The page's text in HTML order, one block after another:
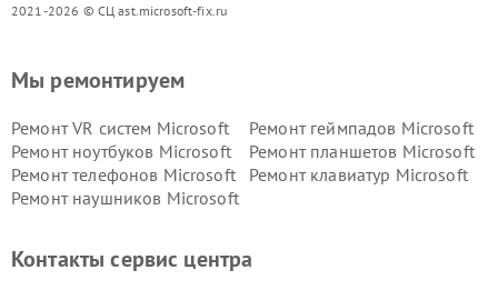
2021-2026 © СЦ ast.microsoft-fix.ru
Мы ремонтируем
Ремонт VR систем Microsoft
Ремонт геймпадов Microsoft
Ремонт ноутбуков Microsoft
Ремонт планшетов Microsoft
Ремонт телефонов Microsoft
Ремонт клавиатур Microsoft
Ремонт наушников Microsoft
Контакты сервис центра